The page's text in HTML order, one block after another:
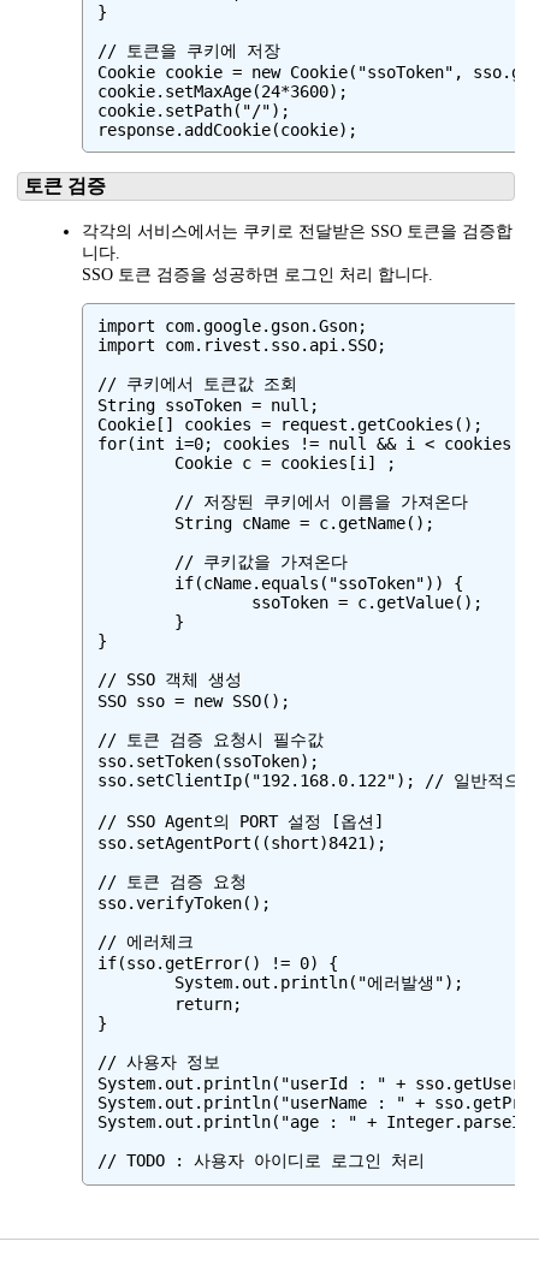
}
// 토큰을 쿠키에 저장
Cookie cookie = new Cookie("ssoToken",
cookie.setMaxAge(24*3600);
cookie.setPath("/");
response.addCookie(cookie);
토큰 검증
각각의 서비스에서는 쿠키로 전달받은 SSO 토큰을 검증합
니다.
SSO 토큰 검증을 성공하면 로그인 처리 합니다.
import com.google.gson.Gson;
import com.rivest.sso.api.SSO;
// 쿠키에서 토큰값 조회
String ssoToken = null;
Cookie[] cookies = request.getCookies();
for(int i=0; cookies != null && i <
}
// SSO 객체 생성
SSO sso = new SSO();
// 토큰 검증 요청시 필수값
sso.setToken(ssoToken);
sso.setClientIp("192.168.0.122"); // 일반적으로
// SSO Agent의 PORT 설정 [옵션]
sso.setAgentPort((short)8421);
// 토큰 검증 요청
sso.verifyToken();
// 에러체크
if(sso.getError() != 0) {
}
// 사용자 정보
System.out.println("userId : " +
System.out.println("userName : " +
System.out.println("age : " +
// TODO : 사용자 아이디로 로그인 처리